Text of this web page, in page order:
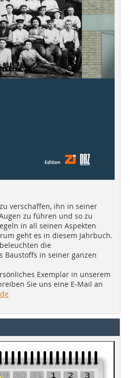
verschaffen, ihn in seiner
zu führen und so zu
in all seinen Aspekten
geht es in diesem Jahrbuch.
die
Baustoffs in seiner ganzen
Exemplar in unserem
Sie uns eine E-Mail an